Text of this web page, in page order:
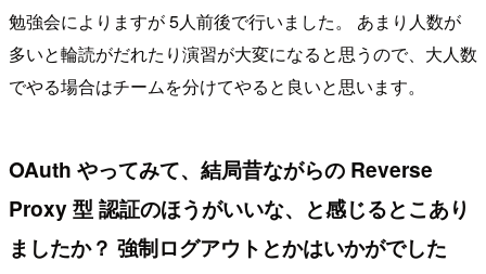
勉強会によりますが 5人前後で行いました。 あまり人数が
多いと輪読がだれたり演習が大変になると思うので、大人数
でやる場合はチームを分けてやると良いと思います。
OAuth やってみて、結局昔ながらの Reverse
Proxy 型 認証のほうがいいな、と感じるとこあり
ましたか？ 強制ログアウトとかはいかがでした